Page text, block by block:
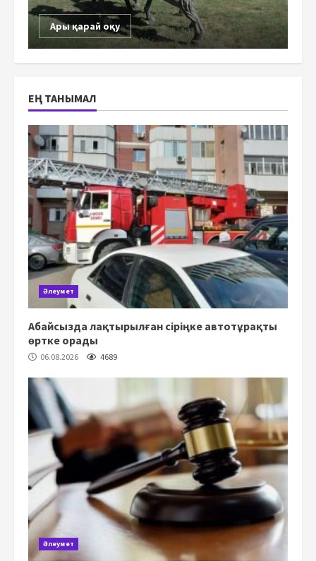
Ары қарай оқу
ЕҢ ТАНЫМАЛ
Әлеумет
Абайсызда лақтырылған сіріңке автотұрақты
өртке орады
06.08.2026 4689
Әлеумет